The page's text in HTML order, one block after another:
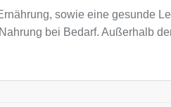
sowie eine gesunde
bei Bedarf. Außerhalb